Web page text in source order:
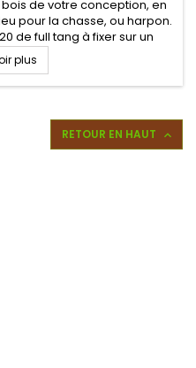
de votre conception, en
pour la chasse, ou harpon.
de full tang à fixer sur un
plus
RETOUR EN HAUT 